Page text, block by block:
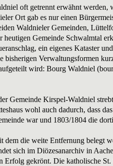
oft getrennt erwähnt werden,
Ort gab es nur einen
Waldnieler Gemeinden,
heutigen Gemeinde Schwalmtal
ein eigenes Kataster
bisherigen Verwaltungsformen
wird: Bourg Waldniel
Gemeinde Kirspel-Waldniel
wohl auch dadurch, dass
war und 1803/1804 die
dem die weite Entfernung belegt
sich im Diözesanarchiv in
gekrönt. Die katholische